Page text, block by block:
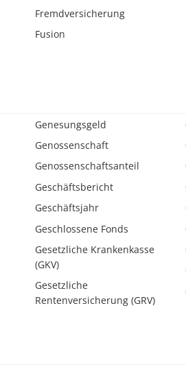
Fremdversicherung
Fusion
Genesungsgeld
Genossenschaft
Genossenschaftsanteil
Geschäftsbericht
Geschäftsjahr
Geschlossene Fonds
Gesetzliche Krankenkasse
(GKV)
Gesetzliche
Rentenversicherung (GRV)